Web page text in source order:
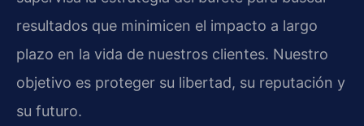
resultados que minimicen el impacto a largo
plazo en la vida de nuestros clientes. Nuestro
objetivo es proteger su libertad, su reputación y
su futuro.